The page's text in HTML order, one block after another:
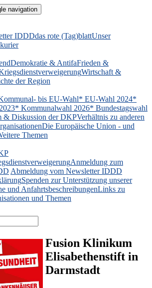
navigation
IDDDdas rote (Tag)blattUnser
Demokratie & AntifaFrieden &
Wirtschaft &
der Region
bis EU-Wahl* EU-Wahl 2024*
* Kommunalwahl 2026* Bundestagswahl
& Diskussion der DKPVerhältnis zu anderen
Die Europäische Union - und
Themen
Anmeldung zum
Abmeldung vom Newsletter IDDD
Spenden zur Unterstützung unserer
und AnfahrtsbeschreibungenLinks zu
und Themen
Fusion Klinikum
Elisabethenstift in
Darmstadt